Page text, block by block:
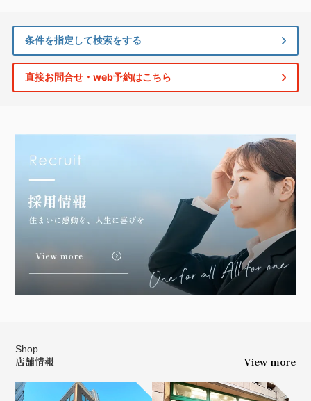
条件を指定して検索をする
直接お問合せ・web予約はこちら
Shop
店舗情報 View more